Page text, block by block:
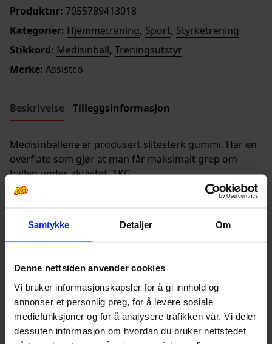
Samtykke Detaljer Om
Denne nettsiden anvender cookies
Vi bruker informasjonskapsler for å gi innhold og
annonser et personlig preg, for å levere sosiale
mediefunksjoner og for å analysere trafikken vår. Vi deler
dessuten informasjon om hvordan du bruker nettstedet
antall
Produktnr: 7055789413018
Kategorier: Hjemmetrening, Sport, Styrketrening
Stikkord: Medisinball, Treningsutstyr
Merke: Assistco
Beskrivelse Tilleggsinformasjon
Medisinballene er produsert slitesterk gummi. Har en
overflate som gjør at man får maksimalt grep om
ballen under aktivitet. 1KG
Andre produkter